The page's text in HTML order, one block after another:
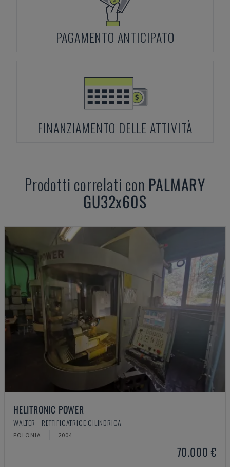
PAGAMENTO ANTICIPATO
FINANZIAMENTO DELLE ATTIVITÀ
Prodotti correlati con PALMARY
GU32x60S
HELITRONIC POWER
WALTER - RETTIFICATRICE CILINDRICA
POLONIA 2004
70.000 €